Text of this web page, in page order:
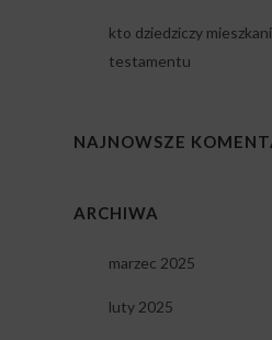
kto dziedziczy
testamentu
NAJNOWSZE
ARCHIWA
marzec 2025
luty 2025